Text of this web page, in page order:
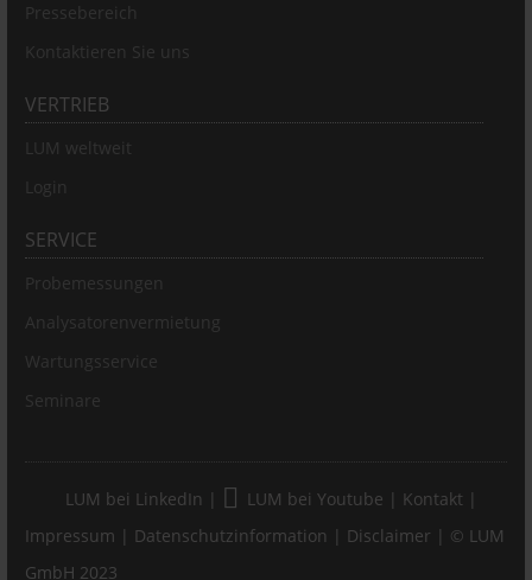
Pressebereich
Kontaktieren Sie uns
VERTRIEB
LUM weltweit
Login
SERVICE
Probemessungen
Analysatorenvermietung
Wartungsservice
Seminare
LUM bei LinkedIn | LUM bei Youtube | Kontakt |
Impressum | Datenschutzinformation | Disclaimer | © LUM
GmbH 2023